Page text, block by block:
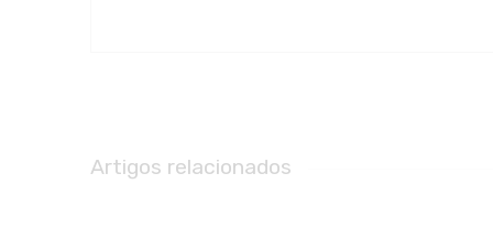
Artigos relacionados